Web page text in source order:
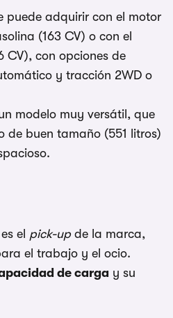
puede adquirir con el motor
(163 CV) o con el
CV), con opciones de
y tracción 2WD o
modelo muy versátil, que
de buen tamaño (551 litros)
es el pick-upde la marca,
el trabajo y el ocio.
de carga y su